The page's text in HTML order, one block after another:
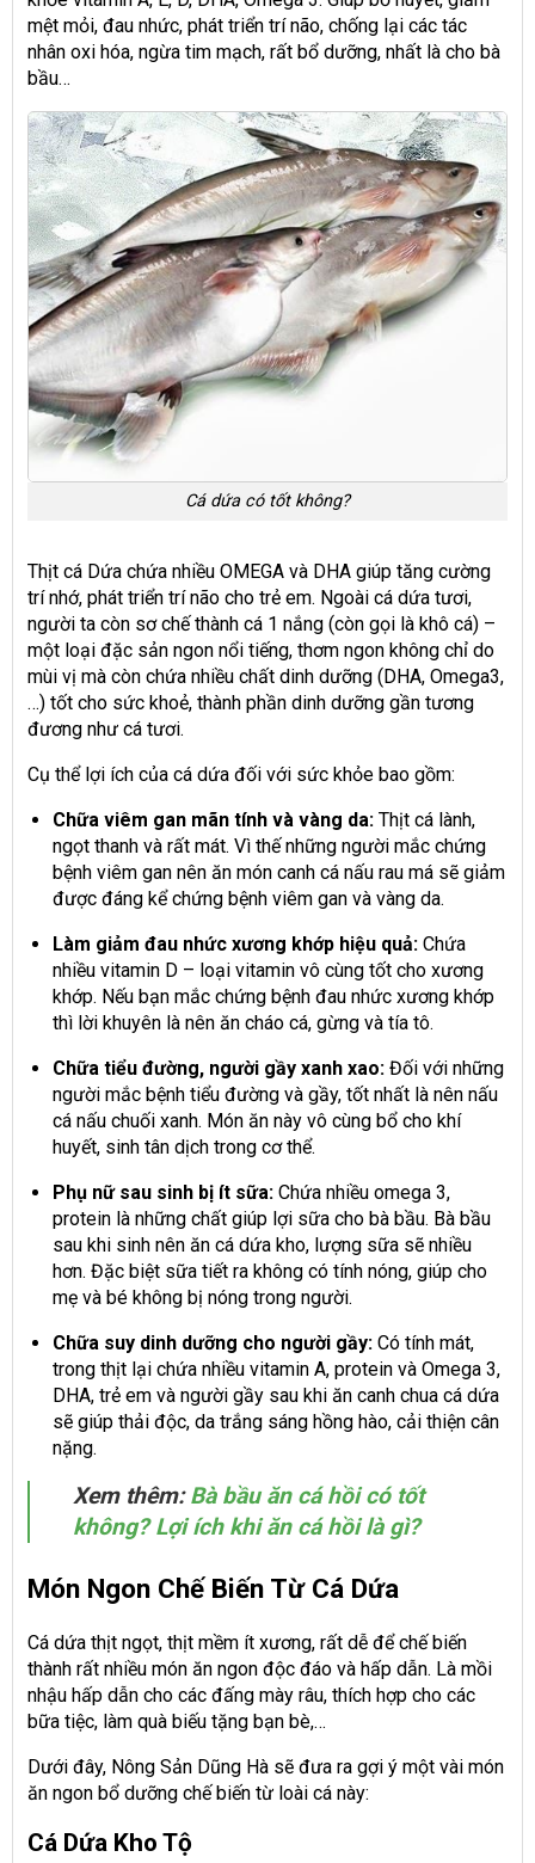
mệt mỏi, đau nhức, phát triển trí não, chống lại các tác
nhân oxi hóa, ngừa tim mạch, rất bổ dưỡng, nhất là cho bà
bầu…
Cá dứa có tốt không?
Thịt cá Dứa chứa nhiều OMEGA và DHA giúp tăng cường
trí nhớ, phát triển trí não cho trẻ em. Ngoài cá dứa tươi,
người ta còn sơ chế thành cá 1 nắng (còn gọi là khô cá) –
một loại đặc sản ngon nổi tiếng, thơm ngon không chỉ do
mùi vị mà còn chứa nhiều chất dinh dưỡng (DHA, Omega3,
…) tốt cho sức khoẻ, thành phần dinh dưỡng gần tương
đương như cá tươi.
Cụ thể lợi ích của cá dứa đối với sức khỏe bao gồm:
Chữa viêm gan mãn tính và vàng da:Thịt cá lành,
ngọt thanh và rất mát. Vì thế những người mắc chứng
bệnh viêm gan nên ăn món canh cá nấu rau má sẽ giảm
được đáng kể chứng bệnh viêm gan và vàng da.
Làm giảm đau nhức xương khớp hiệu quả:Chứa
nhiều vitamin D – loại vitamin vô cùng tốt cho xương
khớp. Nếu bạn mắc chứng bệnh đau nhức xương khớp
thì lời khuyên là nên ăn cháo cá, gừng và tía tô.
Chữa tiểu đường, người gầy xanh xao:Đối với những
người mắc bệnh tiểu đường và gầy, tốt nhất là nên nấu
cá nấu chuối xanh. Món ăn này vô cùng bổ cho khí
huyết, sinh tân dịch trong cơ thể.
Phụ nữ sau sinh bị ít sữa:Chứa nhiều omega 3,
protein là những chất giúp lợi sữa cho bà bầu. Bà bầu
sau khi sinh nên ăn cá dứa kho, lượng sữa sẽ nhiều
hơn. Đặc biệt sữa tiết ra không có tính nóng, giúp cho
mẹ và bé không bị nóng trong người.
Chữa suy dinh dưỡng cho người gầy:Có tính mát,
trong thịt lại chứa nhiều vitamin A, protein và Omega 3,
DHA, trẻ em và người gầy sau khi ăn canh chua cá dứa
sẽ giúp thải độc, da trắng sáng hồng hào, cải thiện cân
nặng.
Xem thêm:Bà bầu ăn cá hồi có tốt
không? Lợi ích khi ăn cá hồi là gì?
Món Ngon Chế Biến Từ Cá Dứa
Cá dứa thịt ngọt, thịt mềm ít xương, rất dễ để chế biến
thành rất nhiều món ăn ngon độc đáo và hấp dẫn. Là mồi
nhậu hấp dẫn cho các đấng mày râu, thích hợp cho các
bữa tiệc, làm quà biếu tặng bạn bè,…
Dưới đây, Nông Sản Dũng Hà sẽ đưa ra gợi ý một vài món
ăn ngon bổ dưỡng chế biến từ loài cá này:
Cá Dứa Kho Tộ